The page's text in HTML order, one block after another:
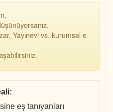
Yayınevi vs. kurumsal e
:
eş tanıyanları